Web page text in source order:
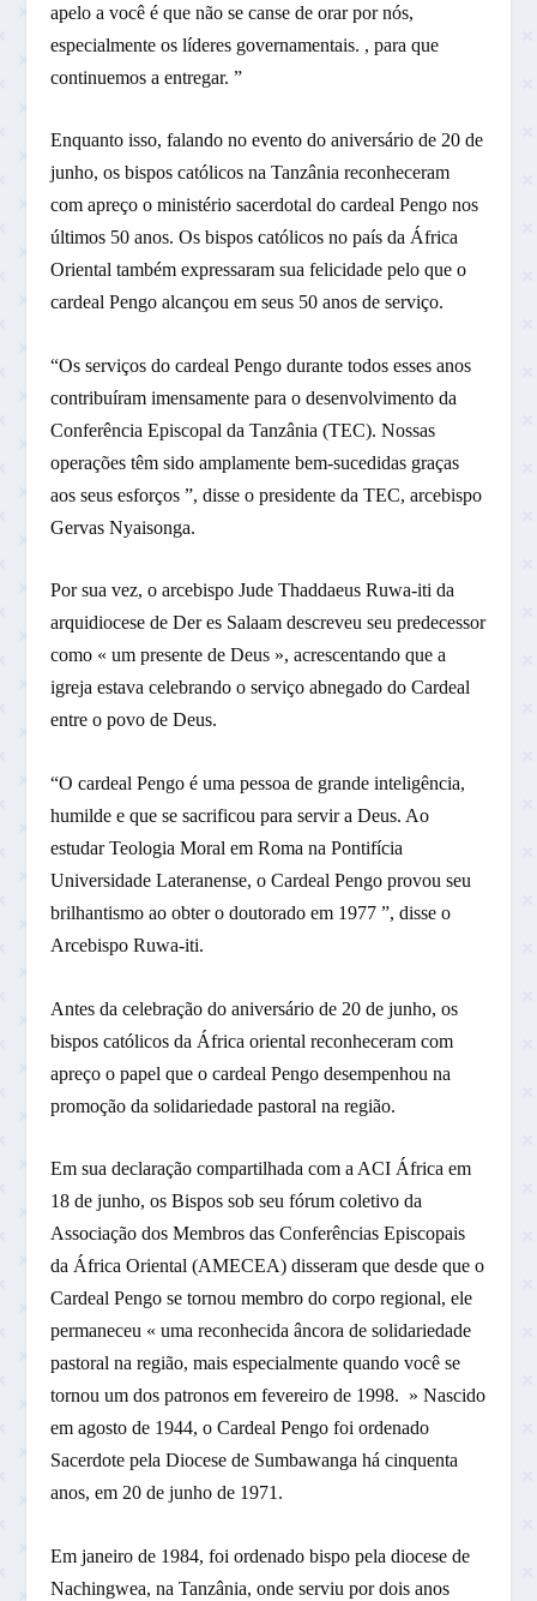
apelo a você é que não se canse de orar por nós,
especialmente os líderes governamentais. , para que
continuemos a entregar. ”
Enquanto isso, falando no evento do aniversário de 20 de
junho, os bispos católicos na Tanzânia reconheceram
com apreço o ministério sacerdotal do cardeal Pengo nos
últimos 50 anos. Os bispos católicos no país da África
Oriental também expressaram sua felicidade pelo que o
cardeal Pengo alcançou em seus 50 anos de serviço.
“Os serviços do cardeal Pengo durante todos esses anos
contribuíram imensamente para o desenvolvimento da
Conferência Episcopal da Tanzânia (TEC). Nossas
operações têm sido amplamente bem-sucedidas graças
aos seus esforços ”, disse o presidente da TEC, arcebispo
Gervas Nyaisonga.
Por sua vez, o arcebispo Jude Thaddaeus Ruwa-iti da
arquidiocese de Der es Salaam descreveu seu predecessor
como « um presente de Deus », acrescentando que a
igreja estava celebrando o serviço abnegado do Cardeal
entre o povo de Deus.
“O cardeal Pengo é uma pessoa de grande inteligência,
humilde e que se sacrificou para servir a Deus. Ao
estudar Teologia Moral em Roma na Pontifícia
Universidade Lateranense, o Cardeal Pengo provou seu
brilhantismo ao obter o doutorado em 1977 ”, disse o
Arcebispo Ruwa-iti.
Antes da celebração do aniversário de 20 de junho, os
bispos católicos da África oriental reconheceram com
apreço o papel que o cardeal Pengo desempenhou na
promoção da solidariedade pastoral na região.
Em sua declaração compartilhada com a ACI África em
18 de junho, os Bispos sob seu fórum coletivo da
Associação dos Membros das Conferências Episcopais
da África Oriental (AMECEA) disseram que desde que o
Cardeal Pengo se tornou membro do corpo regional, ele
permaneceu « uma reconhecida âncora de solidariedade
pastoral na região, mais especialmente quando você se
tornou um dos patronos em fevereiro de 1998. » Nascido
em agosto de 1944, o Cardeal Pengo foi ordenado
Sacerdote pela Diocese de Sumbawanga há cinquenta
anos, em 20 de junho de 1971.
Em janeiro de 1984, foi ordenado bispo pela diocese de
Nachingwea, na Tanzânia, onde serviu por dois anos